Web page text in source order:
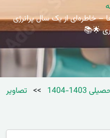
از یک سال پرانرژی
🌟📚
1404
>> تصاویر